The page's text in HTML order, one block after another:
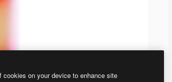
cookies on your device to enhance site